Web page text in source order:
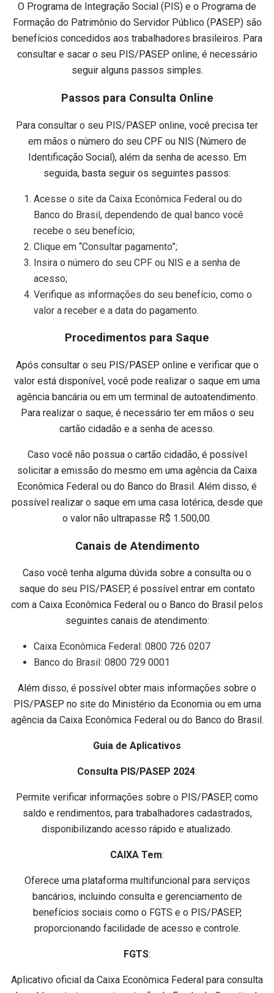
O Programa de Integração Social (PIS) e o Programa de
Formação do Patrimônio do Servidor Público (PASEP) são
benefícios concedidos aos trabalhadores brasileiros. Para
consultar e sacar o seu PIS/PASEP online, é necessário
seguir alguns passos simples.
Passos para Consulta Online
Para consultar o seu PIS/PASEP online, você precisa ter
em mãos o número do seu CPF ou NIS (Número de
Identificação Social), além da senha de acesso. Em
seguida, basta seguir os seguintes passos:
Acesse o site da Caixa Econômica Federal ou do
Banco do Brasil, dependendo de qual banco você
recebe o seu benefício;
Clique em “Consultar pagamento”;
Insira o número do seu CPF ou NIS e a senha de
acesso;
Verifique as informações do seu benefício, como o
valor a receber e a data do pagamento.
Procedimentos para Saque
Após consultar o seu PIS/PASEP online e verificar que o
valor está disponível, você pode realizar o saque em uma
agência bancária ou em um terminal de autoatendimento.
Para realizar o saque, é necessário ter em mãos o seu
cartão cidadão e a senha de acesso.
Caso você não possua o cartão cidadão, é possível
solicitar a emissão do mesmo em uma agência da Caixa
Econômica Federal ou do Banco do Brasil. Além disso, é
possível realizar o saque em uma casa lotérica, desde que
o valor não ultrapasse R$ 1.500,00.
Canais de Atendimento
Caso você tenha alguma dúvida sobre a consulta ou o
saque do seu PIS/PASEP, é possível entrar em contato
com a Caixa Econômica Federal ou o Banco do Brasil pelos
seguintes canais de atendimento:
Caixa Econômica Federal: 0800 726 0207
Banco do Brasil: 0800 729 0001
Além disso, é possível obter mais informações sobre o
PIS/PASEP no site do Ministério da Economia ou em uma
agência da Caixa Econômica Federal ou do Banco do Brasil.
Guia de Aplicativos
Consulta PIS/PASEP 2024:
Permite verificar informações sobre o PIS/PASEP, como
saldo e rendimentos, para trabalhadores cadastrados,
disponibilizando acesso rápido e atualizado.
CAIXA Tem:
Oferece uma plataforma multifuncional para serviços
bancários, incluindo consulta e gerenciamento de
benefícios sociais como o FGTS e o PIS/PASEP,
proporcionando facilidade de acesso e controle.
FGTS:
Aplicativo oficial da Caixa Econômica Federal para consulta